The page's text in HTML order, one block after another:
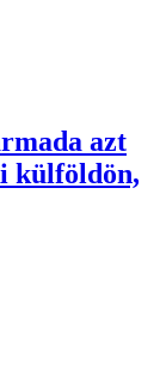
azt
külföldön,